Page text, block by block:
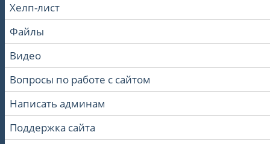
Хелп-лист
Файлы
Видео
Вопросы по работе с сайтом
Написать админам
Поддержка сайта